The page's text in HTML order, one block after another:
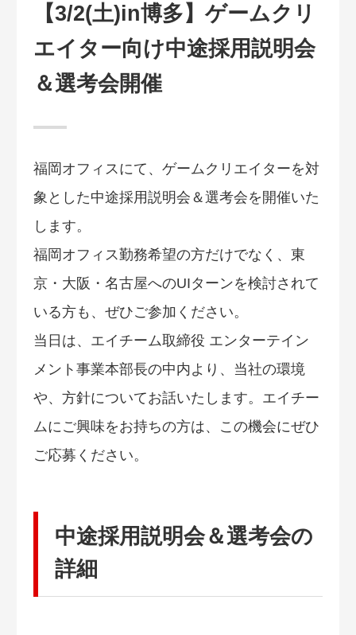
【3/2(土)in博多】ゲームクリ
エイター向け中途採用説明会
＆選考会開催
福岡オフィスにて、ゲームクリエイターを対
象とした中途採用説明会＆選考会を開催いた
します。
福岡オフィス勤務希望の方だけでなく、東
京・大阪・名古屋へのUIターンを検討されて
いる方も、ぜひご参加ください。
当日は、エイチーム取締役 エンターテイン
メント事業本部長の中内より、当社の環境
や、方針についてお話いたします。エイチー
ムにご興味をお持ちの方は、この機会にぜひ
ご応募ください。
中途採用説明会＆選考会の
詳細